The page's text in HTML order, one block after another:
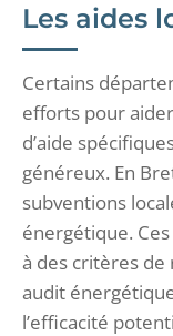
Les aides
Certains
efforts pour
d’aide
généreux. En
subventions
énergétique.
à des critères
audit
l’efficacité